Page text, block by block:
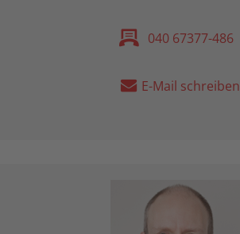
040 67377-486
E-Mail schreiben